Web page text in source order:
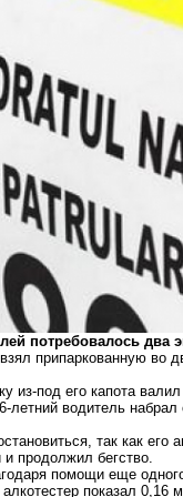
потребовалось два
припаркованную во
из-под его капота
водитель набрал
так как его
продолжил бегство.
помощи еще
показал 0,16